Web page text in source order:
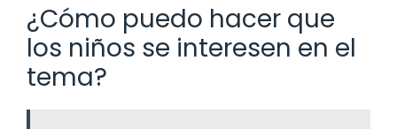
¿Cómo puedo hacer que
los niños se interesen en el
tema?